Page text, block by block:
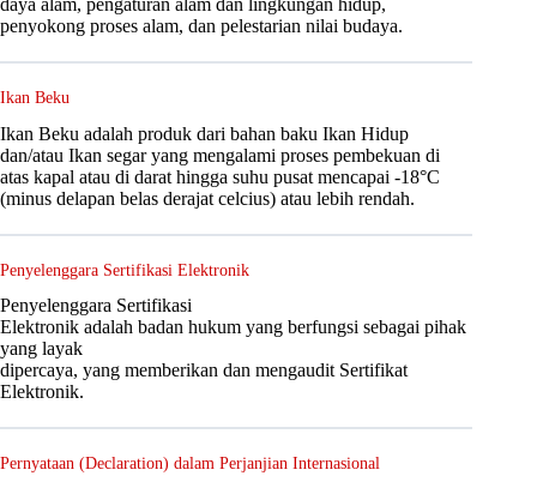
penyokong proses alam, dan pelestarian nilai budaya.
Ikan Beku
Ikan Beku adalah produk dari bahan baku Ikan Hidup
dan/atau Ikan segar yang mengalami proses pembekuan di
atas kapal atau di darat hingga suhu pusat mencapai -18°C
(minus delapan belas derajat celcius) atau lebih rendah.
Penyelenggara Sertifikasi Elektronik
Penyelenggara Sertifikasi
Elektronik adalah badan hukum yang berfungsi sebagai pihak
yang layak
dipercaya, yang memberikan dan mengaudit Sertifikat
Elektronik.
Pernyataan (Declaration) dalam Perjanjian Internasional